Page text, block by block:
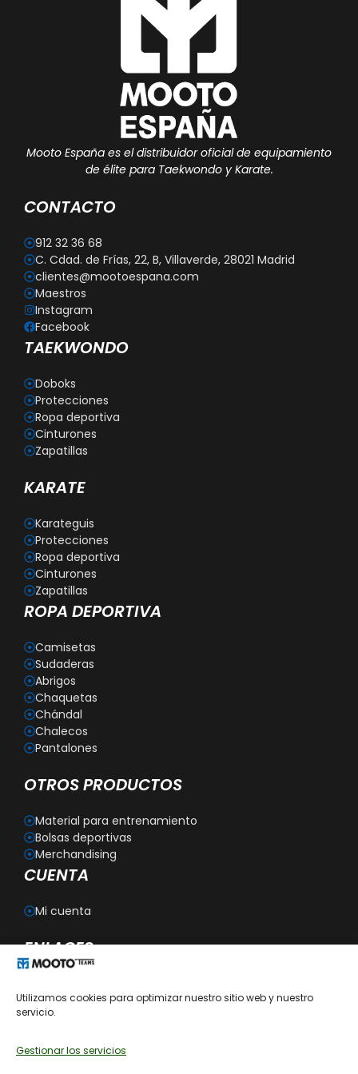
Utilizamos cookies para optimizar nuestro sitio web y nuestro
servicio.
Gestionar los servicios
Mooto España es el distribuidor oficial de equipamiento
de élite para Taekwondo y Karate.
CONTACTO
912 32 36 68
C. Cdad. de Frías, 22, B, Villaverde, 28021 Madrid
clientes@mootoespana.com
Maestros
Instagram
Facebook
TAEKWONDO
Doboks
Protecciones
Ropa deportiva
Cinturones
Zapatillas
KARATE
Karateguis
Protecciones
Ropa deportiva
Cinturones
Zapatillas
ROPA DEPORTIVA
Camisetas
Sudaderas
Abrigos
Chaquetas
Chándal
Chalecos
Pantalones
OTROS PRODUCTOS
Material para entrenamiento
Bolsas deportivas
Merchandising
CUENTA
Mi cuenta
ENLACES
Personalización
Aviso legal
Política de cookies